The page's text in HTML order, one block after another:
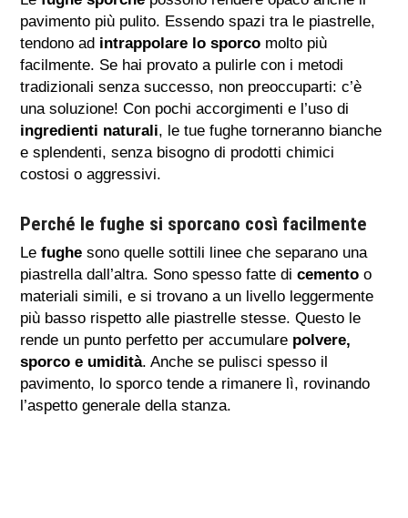
pavimento più pulito. Essendo spazi tra le piastrelle,
tendono ad intrappolare lo sporco molto più
facilmente. Se hai provato a pulirle con i metodi
tradizionali senza successo, non preoccuparti: c’è
una soluzione! Con pochi accorgimenti e l’uso di
ingredienti naturali, le tue fughe torneranno bianche
e splendenti, senza bisogno di prodotti chimici
costosi o aggressivi.
Perché le fughe si sporcano così facilmente
Lefughe sono quelle sottili linee che separano una
piastrella dall’altra. Sono spesso fatte dicemento o
materiali simili, e si trovano a un livello leggermente
più basso rispetto alle piastrelle stesse. Questo le
rende un punto perfetto per accumulare polvere,
sporco e umidità. Anche se pulisci spesso il
pavimento, lo sporco tende a rimanere lì, rovinando
l’aspetto generale della stanza.